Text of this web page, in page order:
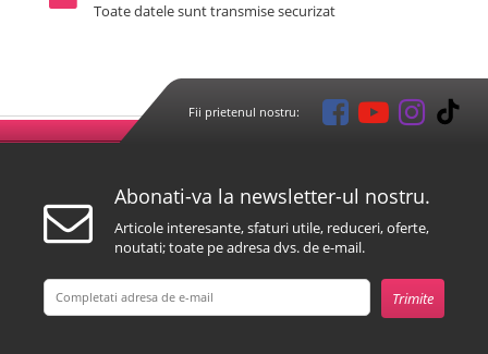
Toate datele sunt transmise securizat
Fii prietenul nostru:
Abonati-va la newsletter-ul nostru.
Articole interesante, sfaturi utile, reduceri, oferte,
noutati; toate pe adresa dvs. de e-mail.